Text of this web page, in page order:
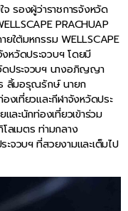
รองผู้ว่าราชการจังหวัด
PRACHUAP
ใต้มหกรรม WELLSCAPE
หวัดประจวบฯ โดยมี
ดประจวบฯ นางอภิญญา
ธ ลิ้มอรุณรักษ์ นายก
เที่ยวและกีฬาจังหวัดประ
ละนักท่องเที่ยวเข้าร่วม
ลเมตร ท่ามกลาง
จวบฯ ที่สวยงามและเต็มไป